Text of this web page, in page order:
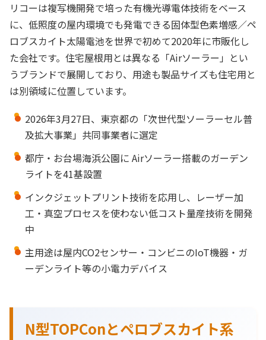
リコーは複写機開発で培った有機光導電体技術をベース
に、低照度の屋内環境でも発電できる固体型色素増感／ペ
ロブスカイト太陽電池を世界で初めて2020年に市販化し
た会社です。住宅屋根用とは異なる「Airソーラー」とい
うブランドで展開しており、用途も製品サイズも住宅用と
は別領域に位置しています。
2026年3月27日、東京都の「次世代型ソーラーセル普
及拡大事業」共同事業者に選定
都庁・お台場海浜公園に Airソーラー搭載のガーデン
ライトを41基設置
インクジェットプリント技術を応用し、レーザー加
工・真空プロセスを使わない低コスト量産技術を開発
中
主用途は屋内CO2センサー・コンビニのIoT機器・ガ
ーデンライト等の小電力デバイス
N型TOPConとペロブスカイト系